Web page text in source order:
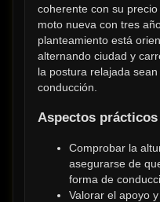
coherente con su
moto nueva con tres
planteamiento está
alternando ciudad y
la postura relajada
conducción.
Aspectos
Comprobar la
asegurarse de
forma de
Valorar el apoyo